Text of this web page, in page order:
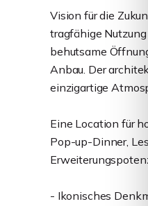
Vision für die
tragfähige
behutsame
Anbau. Der
einzigartige
Eine Location für
Pop-up-Dinner,
- Ikonisches